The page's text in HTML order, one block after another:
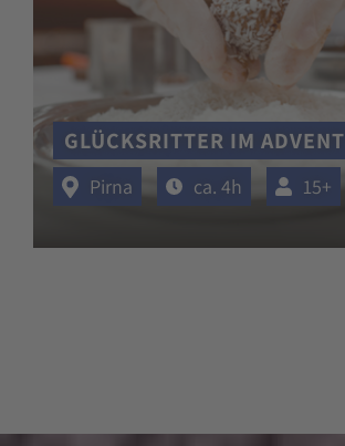
GLÜCKSRITTER IM ADVENT
Pirna ca. 4h 15+